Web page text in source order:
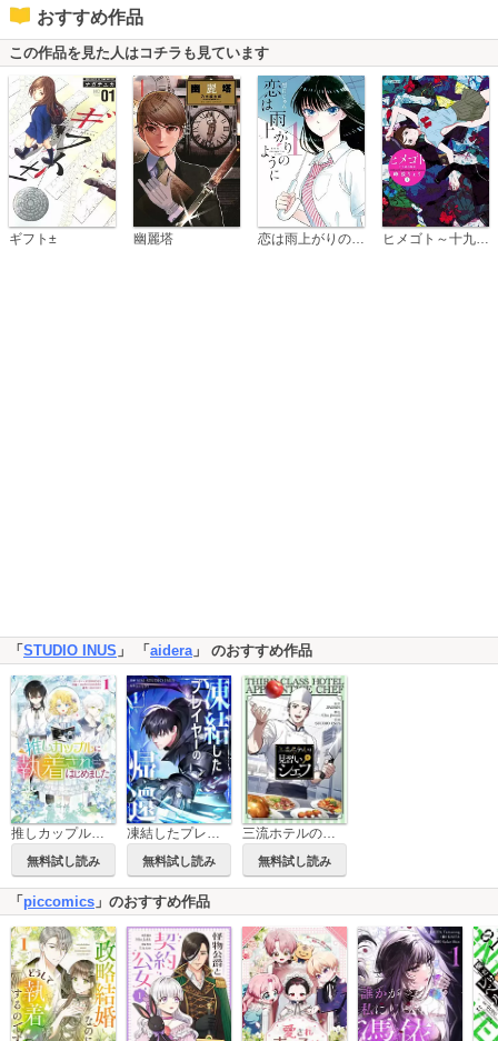
おすすめ作品
この作品を見た人はコチラも見ています
ギフト± 幽麗塔
「STUDIO INUS 」 「aidera 」 のおすすめ作品
推しカップルに執着されはじめました
無料試し読み
凍結したプレイヤーの帰還
無料試し読み 無料試し読み
「 piccomics 」のおすすめ作品